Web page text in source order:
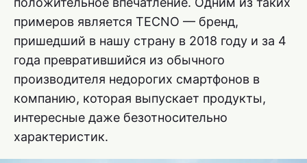
примеров является TECNO — бренд,
пришедший в нашу страну в 2018 году и за 4
года превратившийся из обычного
производителя недорогих смартфонов в
компанию, которая выпускает продукты,
интересные даже безотносительно
характеристик.